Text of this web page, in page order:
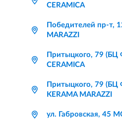
CERAMICA
Победителей пр-т,
MARAZZI
Притыцкого, 79 (БЦ
CERAMICA
Притыцкого, 79 (БЦ
KERAMA MARAZZI
ул. Габровская, 45